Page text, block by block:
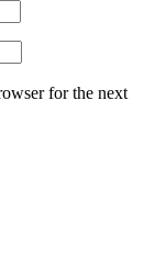
for the next